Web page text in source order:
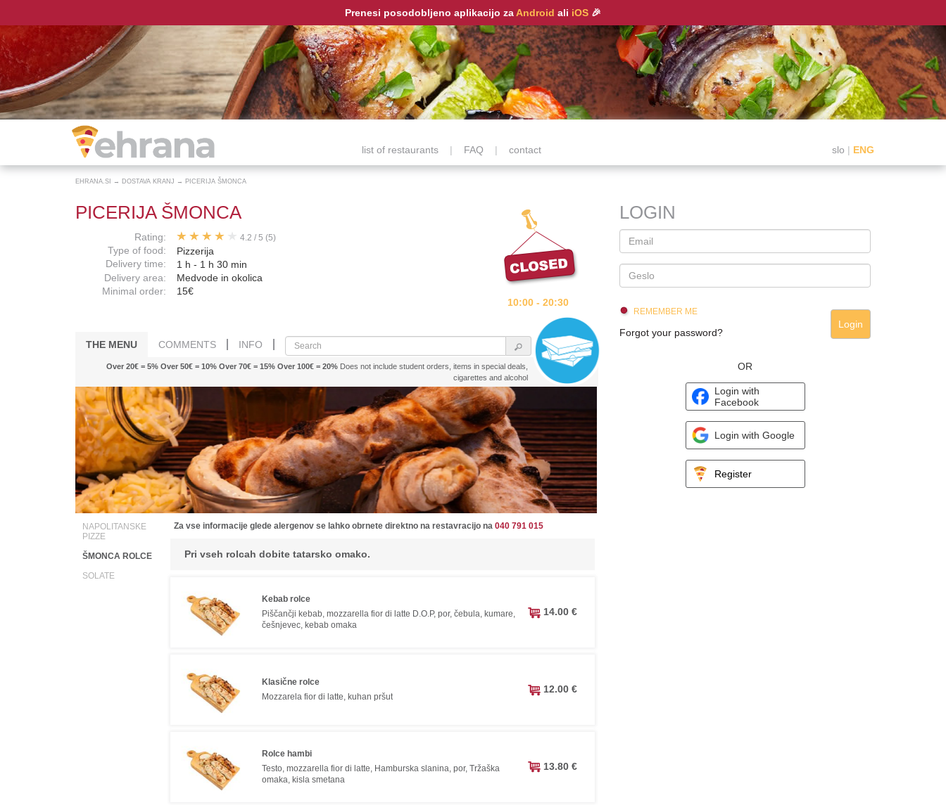
Prenesi posodobljeno aplikacijo za Android ali iOS 🎉
list of restaurants | FAQ | contact slo | ENG
EHRANA.SI → DOSTAVA KRANJ → PICERIJA ŠMONCA
10:00 - 20:30
PICERIJA ŠMONCA
Rating:
Type of food:
Delivery time:
4.2 /5 (5)
Pizzerija
1 h - 1 h 30 min
Delivery area:
Medvode in okolica
Minimal order:
15€
THE MENU COMMENTS INFO
Over 20€ = 5% Over 50€ = 10% Over 70€ = 15% Over 100€ = 20% Does not include student orders, items in special deals,
cigarettes and alcohol
NAPOLITANSKE
PIZZE
ŠMONCA ROLCE
SOLATE
Za vse informacije glede alergenov se lahko obrnete direktno na restavracijo na 040 791 015
Pri vseh rolcah dobite tatarsko omako.
Kebab rolce
Piščančji kebab, mozzarella fior di latte D.O.P, por, čebula, kumare,
češnjevec, kebab omaka
14.00 €
Klasične rolce
Mozzarela fior di latte, kuhan pršut
12.00 €
Rolce hambi
Testo, mozzarella fior di latte, Hamburska slanina, por, Tržaška
omaka, kisla smetana
13.80 €
LOGIN
REMEMBER ME
Forgot your password?
Login
OR
Login with
Facebook
Login with Google
Register